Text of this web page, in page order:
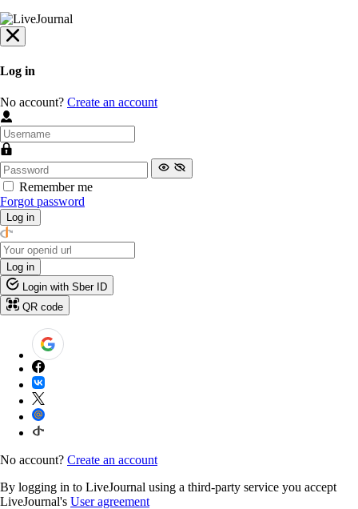
Log in
No account? Create an account
Remember me
Forgot password
Log in
Log in
Login with Sber ID
QR code
No account? Create an account
By logging in to LiveJournal using a third-party service you accept
LiveJournal's User agreement